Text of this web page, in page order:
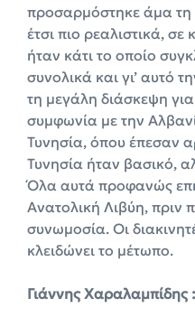
προσαρμόστηκε άμα τη
έτσι πιο ρεαλιστικά,
ήταν κάτι το οποίο
συνολικά και γι’ αυτό
τη μεγάλη διάσκεψη
συμφωνία με την
Τυνησία, όπου έπεσαν
Τυνησία ήταν βασικό,
Όλα αυτά προφανώς
Ανατολική Λιβύη, πριν
συνωμοσία. Οι
κλειδώνει το μέτωπο.
Γιάννης Χαραλαμπίδης :